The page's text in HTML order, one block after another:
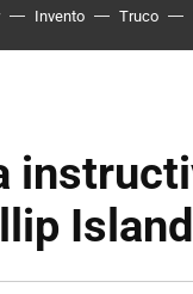
Invento Truco
Island